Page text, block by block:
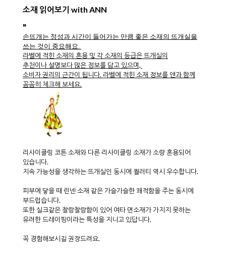
소재 읽어보기 with ANN
"
손뜨개는 정성과 시간이 들어가는 만큼 좋은 소재의 뜨개실을
쓰는 것이 중요해요.
라벨에 적힌 소재의 혼용 및 각 소재의 등급은 뜨개실의
추천이나 설명보다 많은 정보를 담고 있으며,
소비자 권리의 근간이 됩니다. 라벨에 적힌 소재 정보를 앤과 함께
꼼꼼히 체크해 보세요.
리사이클링 코튼 소재와 다른 리사이클링 소재가 소량 혼용되어
있습니다.
지속 가능성을 생각하는 뜨개실인 동시에 퀄러티 역시 우수합니다.
피부에 닿을 때 린넨 소재 같은 가슬가슬한 쾌적함을 주는 동시에
부드럽습니다.
또한 실크같은 찰랑찰랑함이 있어 여타 면소재가 가지지 못하는
유려한 드레이핑이라는 특성을 지니고 있답니다.
꼭 경험해보시길 권장드려요.